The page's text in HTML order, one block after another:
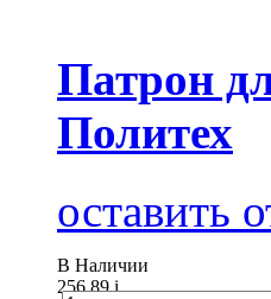
Патрон
Политех
оставить
В Наличии
256.89i